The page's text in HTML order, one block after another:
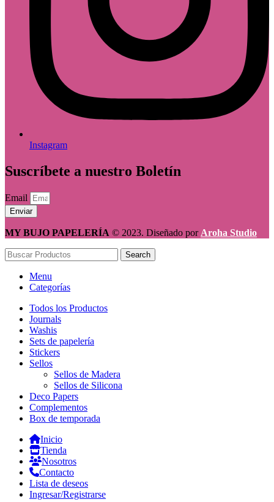
Instagram
Suscríbete a nuestro Boletín
Email
Enviar
MY BUJO PAPELERÍA © 2023. Diseñado por Aroha Studio
Search
Menu
Categorías
Todos los Productos
Journals
Washis
Sets de papelería
Stickers
Sellos
Sellos de Madera
Sellos de Silicona
Deco Papers
Complementos
Box de temporada
Inicio
Tienda
Nosotros
Contacto
Lista de deseos
Ingresar/Registrarse